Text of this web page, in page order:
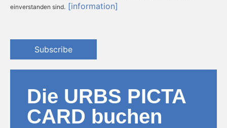
einverstanden sind. [information]
Subscribe
Die URBS PICTA
CARD buchen